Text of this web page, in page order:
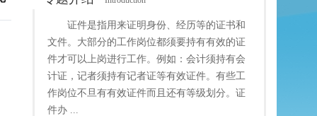
证件是指用来证明身份、经历等的证书和
文件。大部分的工作岗位都须要持有有效的证
件才可以上岗进行工作。例如：会计须持有会
计证，记者须持有记者证等有效证件。有些工
作岗位不旦有有效证件而且还有等级划分。证
件办 ...